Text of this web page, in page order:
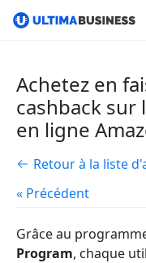
Achetez en
cashback sur
en ligne
Retour à la liste
« Précédent
Grâce au
Program, chaque